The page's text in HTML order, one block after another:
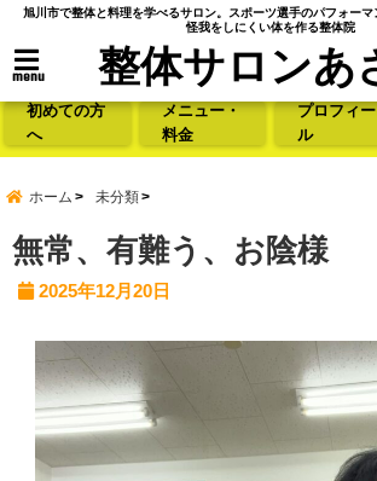
旭川市で整体と料理を学べるサロン。スポーツ選手のパフォー
怪我をしにくい体を作る整体院
menu 整体サロンあ
初めての方
へ
メニュー・
料金
プロフィー
ル
ホーム 未分類
無常、有難う、お陰様
2025年12月20日